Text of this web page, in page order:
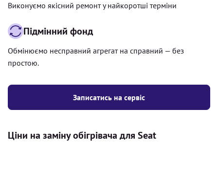
Записатись на сервіс
Виконуємо якісний ремонт у найкоротші терміни
Підмінний фонд
Обмінюємо несправний агрегат на справний — без
простою.
Ціни на заміну обігрівача для Seat